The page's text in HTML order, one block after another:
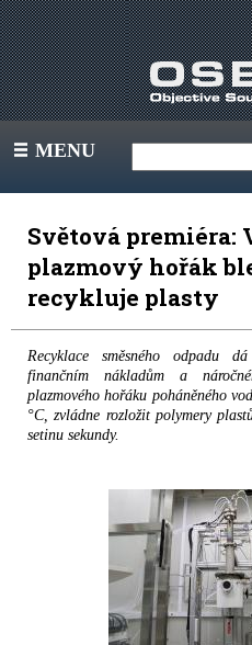
III MENU
Světová premiéra:
plazmový hořák
recykluje plasty
Recyklace směsného odpadu
finančním nákladům a
plazmového hořáku poháněného
°C, zvládne rozložit polymery
setinu sekundy.